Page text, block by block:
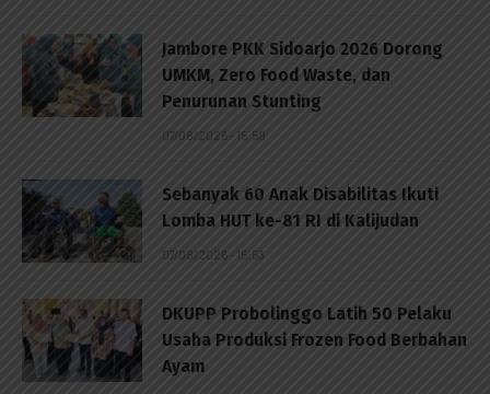
Jambore PKK Sidoarjo 2026 Dorong
UMKM, Zero Food Waste, dan
Penurunan Stunting
07/08/2026 - 15:59
Sebanyak 60 Anak Disabilitas Ikuti
Lomba HUT ke-81 RI di Kalijudan
07/08/2026 - 15:53
DKUPP Probolinggo Latih 50 Pelaku
Usaha Produksi Frozen Food Berbahan
Ayam